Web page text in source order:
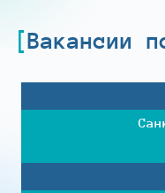
Вакансии